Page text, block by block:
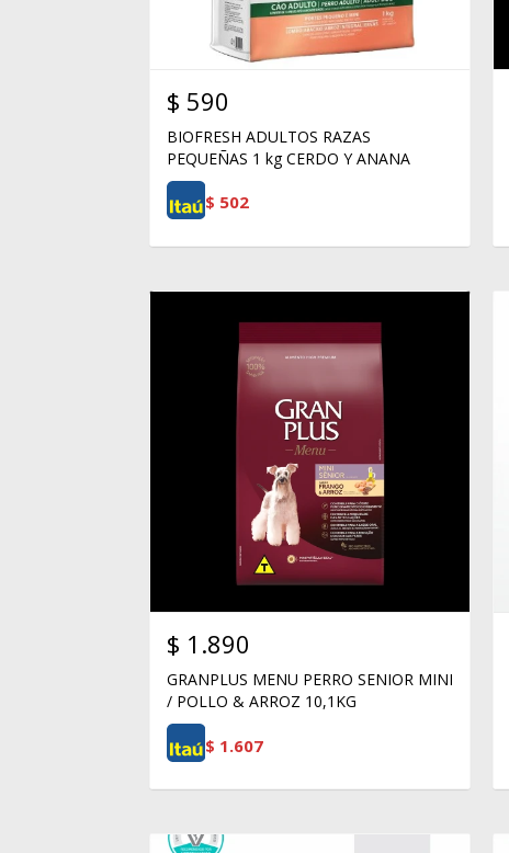
$ 590
BIOFRESH ADULTOS RAZAS
PEQUEÑAS 1 kg CERDO Y ANANA
$ 502
$ 1.890
GRANPLUS MENU PERRO SENIOR MINI
/ POLLO & ARROZ 10,1KG
$ 1.607